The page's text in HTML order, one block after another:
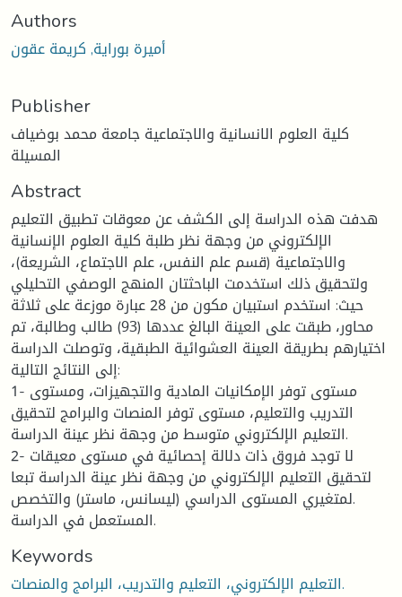
Authors
أميرة بوراية, كريمة عقون
Publisher
كلية العلوم الانسانية والاجتماعية جامعة محمد بوضياف
المسيلة
Abstract
هدفت هذه الدراسة إلى الكشف عن معوقات تطبيق التعليم
الإلكتروني من وجهة نظر طلبة كلية العلوم الإنسانية
والاجتماعية (قسم علم النفس، علم الاجتماع، الشريعة)،
ولتحقيق ذلك استخدمت الباحثتان المنهج الوصفي التحليلي
حيث: استخدم استبيان مكون من 28 عبارة موزعة على ثلاثة
محاور، طبقت على العينة البالغ عددها (93) طالب وطالبة، تم
اختيارهم بطريقة العينة العشوائية الطبقية، وتوصلت الدراسة
إلى النتائج التالية:
1- مستوى توفر الإمكانيات المادية والتجهيزات، ومستوى
التدريب والتعليم، مستوى توفر المنصات والبرامج لتحقيق
التعليم الإلكتروني متوسط من وجهة نظر عينة الدراسة.
2- لا توجد فروق ذات دلالة إحصائية في مستوى معيقات
لتحقيق التعليم الإلكتروني من وجهة نظر عينة الدراسة تبعا
لمتغيري المستوى الدراسي (ليسانس، ماستر) والتخصص.
المستعمل في الدراسة.
Keywords
التعليم الإلكتروني، التعليم والتدريب، البرامج والمنصات.